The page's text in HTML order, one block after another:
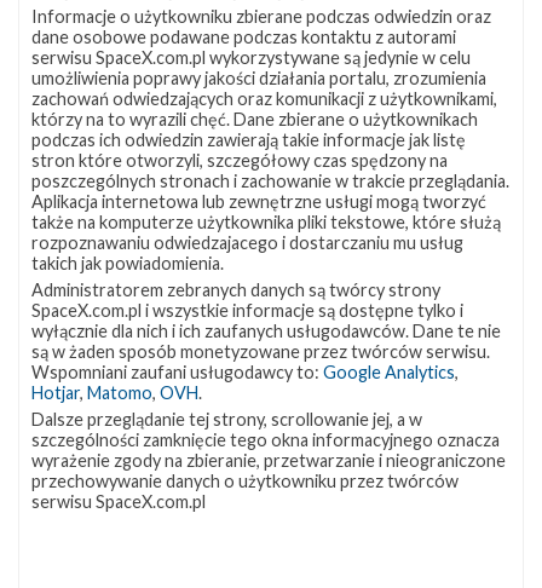
Z NASZEGO TWITTERA
Śledź nas na Twitterze
OSTATNIO POPULARNE
NAJPOPULARNIEJSZE TEMATY
Falcon 9 1047 Starlink 562 SLC-40 522
OCISLY 337 LC-39A 292 SLC-4E 284
NASA Lądowanie JRTI 214
ASOG Dragon 2 145 Osłony ładunku
Starship 107 Landing Zone 1
Informacje o użytkowniku zbierane podczas odwiedzin oraz
dane osobowe podawane podczas kontaktu z autorami
serwisu SpaceX.com.pl wykorzystywane są jedynie w celu
umożliwienia poprawy jakości działania portalu, zrozumienia
zachowań odwiedzających oraz komunikacji z użytkownikami,
którzy na to wyrazili chęć. Dane zbierane o użytkownikach
podczas ich odwiedzin zawierają takie informacje jak listę
stron które otworzyli, szczegółowy czas spędzony na
poszczególnych stronach i zachowanie w trakcie przeglądania.
Aplikacja internetowa lub zewnętrzne usługi mogą tworzyć
także na komputerze użytkownika pliki tekstowe, które służą
rozpoznawaniu odwiedzajacego i dostarczaniu mu usług
takich jak powiadomienia.
Administratorem zebranych danych są twórcy strony
SpaceX.com.pl i wszystkie informacje są dostępne tylko i
wyłącznie dla nich i ich zaufanych usługodawców. Dane te nie
są w żaden sposób monetyzowane przez twórców serwisu.
Wspomniani zaufani usługodawcy to: Google Analytics,
Hotjar, Matomo, OVH.
Dalsze przeglądanie tej strony, scrollowanie jej, a w
szczególności zamknięcie tego okna informacyjnego oznacza
wyrażenie zgody na zbieranie, przetwarzanie i nieograniczone
przechowywanie danych o użytkowniku przez twórców
serwisu SpaceX.com.pl